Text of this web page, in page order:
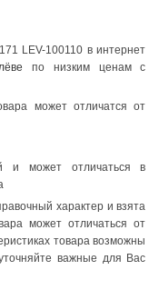
LEV-100110 в интернет
по низким ценам с
может отличатся от
и может отличаться в
характер и взята
может отличаться от
товара возможны
важные для Вас